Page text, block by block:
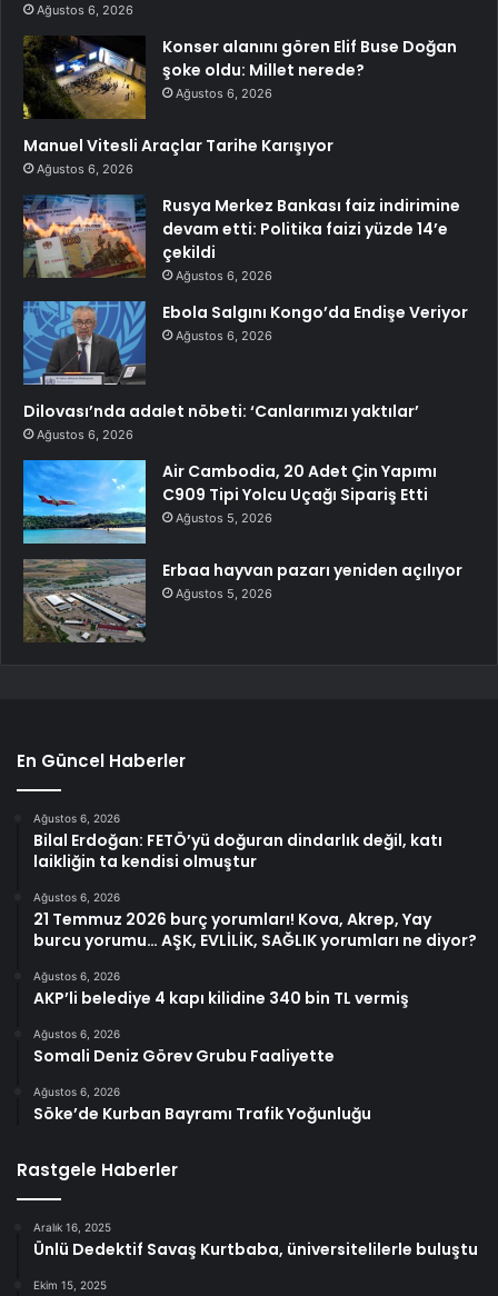
Ağustos 6, 2026
Konser alanını gören Elif Buse Doğan
şoke oldu: Millet nerede?
Ağustos 6, 2026
Manuel Vitesli Araçlar Tarihe Karışıyor
Ağustos 6, 2026
Rusya Merkez Bankası faiz indirimine
devam etti: Politika faizi yüzde 14’e
çekildi
Ağustos 6, 2026
Ebola Salgını Kongo’da Endişe Veriyor
Ağustos 6, 2026
Dilovası’nda adalet nöbeti: ‘Canlarımızı yaktılar’
Ağustos 6, 2026
Air Cambodia, 20 Adet Çin Yapımı
C909 Tipi Yolcu Uçağı Sipariş Etti
Ağustos 5, 2026
Erbaa hayvan pazarı yeniden açılıyor
Ağustos 5, 2026
En Güncel Haberler
Ağustos 6, 2026
Bilal Erdoğan: FETÖ’yü doğuran dindarlık değil, katı
laikliğin ta kendisi olmuştur
Ağustos 6, 2026
21 Temmuz 2026 burç yorumları! Kova, Akrep, Yay
burcu yorumu… AŞK, EVLİLİK, SAĞLIK yorumları ne diyor?
Ağustos 6, 2026
AKP’li belediye 4 kapı kilidine 340 bin TL vermiş
Ağustos 6, 2026
Somali Deniz Görev Grubu Faaliyette
Ağustos 6, 2026
Söke’de Kurban Bayramı Trafik Yoğunluğu
Rastgele Haberler
Aralık 16, 2025
Ünlü Dedektif Savaş Kurtbaba, üniversitelilerle buluştu
Ekim 15, 2025